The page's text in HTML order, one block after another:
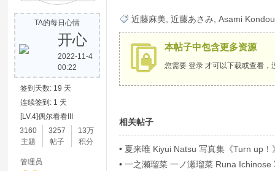
TA的每日心情
开心
2022-11-4
00:22
签到天数: 19 天
连续签到: 1 天
[LV.4]偶尔看看III
3160
主题
3257
帖子
13万
积分
管理员
近藤麻美 ,近藤あさみ ,Asami Kondou
本帖子中包含更多资源
您需要登录 才可以下载或查看，
相关帖子
• 夏来唯 Kiyui Natsu 写真集《Turn up！
•一之濑瑠菜 一ノ瀬瑠菜 Runa